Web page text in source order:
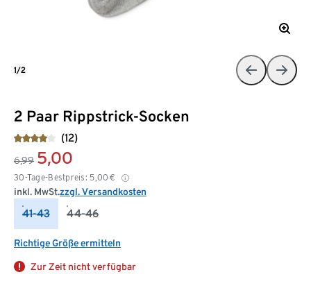
2 Paar Rippstrick-Socken
(12)
6,99 5,00
30-Tage-Bestpreis: 5,00 €
inkl. MwSt.zzgl. Versandkosten
41-43 44-46
Richtige Größe ermitteln
Zur Zeit nicht verfügbar
1/2